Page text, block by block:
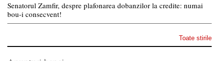
Senatorul Zamfir, despre plafonarea dobanzilor la credite: numai
bou-i consecvent!
Toate stirile